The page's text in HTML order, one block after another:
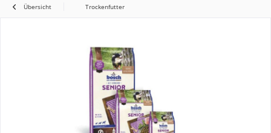
Übersicht Trockenfutter